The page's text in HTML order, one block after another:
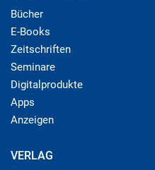
Bücher
E-Books
Zeitschriften
Seminare
Digitalprodukte
Apps
Anzeigen
VERLAG